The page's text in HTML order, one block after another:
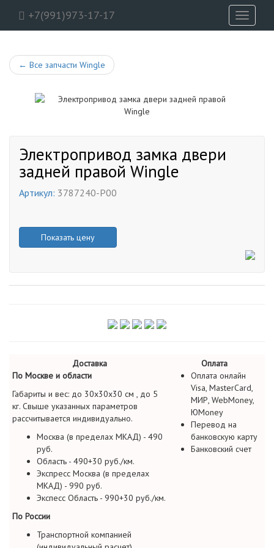
+7(991)973-17-17
Toggle
← Все запчасти Wingle
Электропривод замка двери
задней правой Wingle
Артикул: 3787240-P00
Показать цену
Доставка
Оплата
По Москве и области
Габариты и вес: до 30х30х30 см , до 5
кг. Свыше указанных параметров
рассчитывается индивидуально.
Москва (в пределах МКАД) - 490
руб.
Область - 490+30 руб./км.
Экспресс Москва (в пределах
МКАД) - 990 руб.
Экспесс Область - 990+30 руб./км.
По России
Транспортной компанией
Оплата онлайн
Visa, MasterCard,
МИР, WebMoney,
ЮMoney
Перевод на
банковскую карту
Банковский счет